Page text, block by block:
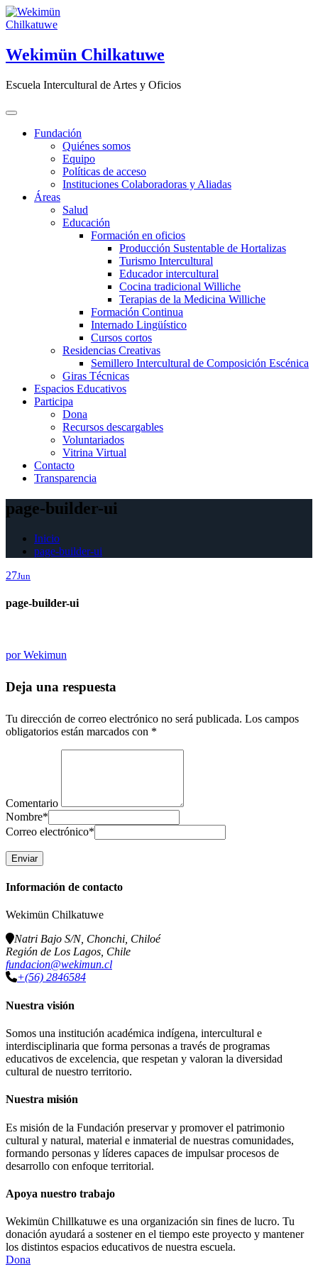
Saltar
al
Wekimün Chilkatuwe
Escuela Intercultural de Artes y Oficios
Fundación
Quiénes somos
Equipo
Políticas de acceso
Instituciones Colaboradoras y Aliadas
Áreas
Salud
Educación
Formación en oficios
Producción Sustentable de Hortalizas
Turismo Intercultural
Educador intercultural
Cocina tradicional Williche
Terapias de la Medicina Williche
Formación Continua
Internado Lingüístico
Cursos cortos
Residencias Creativas
Semillero Intercultural de Composición Escénica
Giras Técnicas
Espacios Educativos
Participa
Dona
Recursos descargables
Voluntariados
Vitrina Virtual
Contacto
Transparencia
page-builder-ui
Inicio
page-builder-ui
27Jun
page-builder-ui
porWekimun
Deja una respuesta
Tu dirección de correo electrónico no será publicada. Los campos
obligatorios están marcados con *
Comentario
Nombre*
Correo electrónico*
Información de contacto
Wekimün Chilkatuwe
Natri Bajo S/N, Chonchi, Chiloé
Región de Los Lagos, Chile
fundacion@wekimun.cl
+(56) 2846584
Nuestra visión
Somos una institución académica indígena, intercultural e
interdisciplinaria que forma personas a través de programas
educativos de excelencia, que respetan y valoran la diversidad
cultural de nuestro territorio.
Nuestra misión
Es misión de la Fundación preservar y promover el patrimonio
cultural y natural, material e inmaterial de nuestras comunidades,
formando personas y líderes capaces de impulsar procesos de
desarrollo con enfoque territorial.
Apoya nuestro trabajo
Wekimün Chillkatuwe es una organización sin fines de lucro. Tu
donación ayudará a sostener en el tiempo este proyecto y mantener
los distintos espacios educativos de nuestra escuela.
Dona